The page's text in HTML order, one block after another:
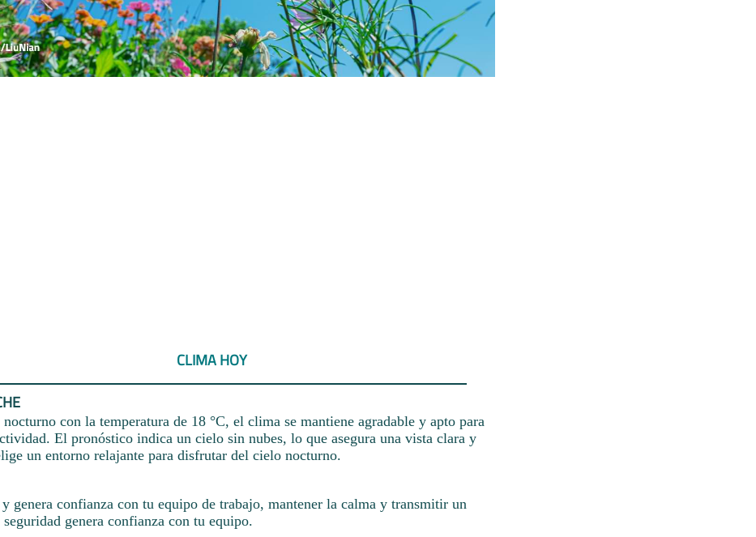
CLIMA HOY
con la temperatura de 18 °C, el clima se mantiene agradable y apto para
El pronóstico indica un cielo sin nubes, lo que asegura una vista clara y
un entorno relajante para disfrutar del cielo nocturno.
genera confianza con tu equipo de trabajo, mantener la calma y transmitir un
seguridad genera confianza con tu equipo.